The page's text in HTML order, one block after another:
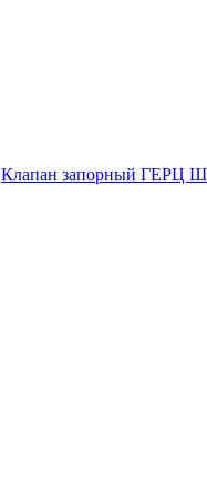
Клапан запорный ГЕРЦ